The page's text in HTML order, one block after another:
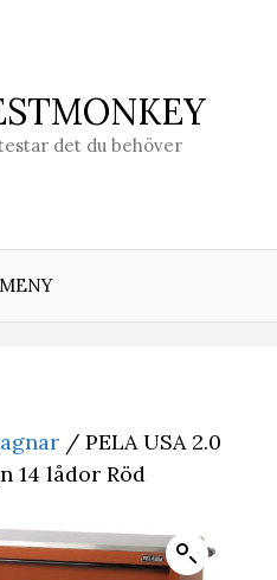
det du behöver
MENY
/ PELA USA 2.0
14 lådor Röd